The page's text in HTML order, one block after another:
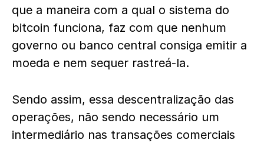
que a maneira com a qual o sistema do
bitcoin funciona, faz com que nenhum
governo ou banco central consiga emitir a
moeda e nem sequer rastreá-la.
Sendo assim, essa descentralização das
operações, não sendo necessário um
intermediário nas transações comerciais